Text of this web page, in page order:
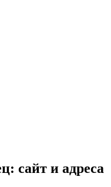
сайт и адреса